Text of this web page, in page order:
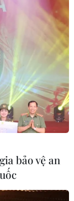
dòng đồ
mang đến
chế theo
chia sẻ
bảo vệ an